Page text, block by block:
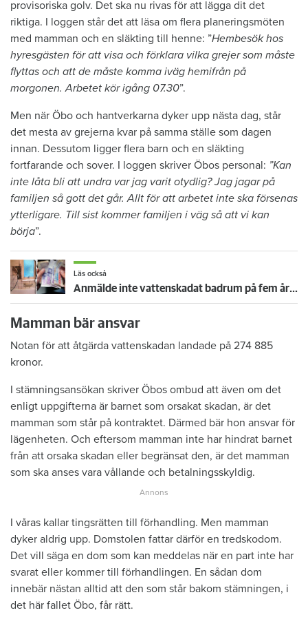
provisoriska golv. Det ska nu rivas för att lägga dit det
riktiga. I loggen står det att läsa om flera planeringsmöten
med mamman och en släkting till henne: ”Hembesök hos
hyresgästen för att visa och förklara vilka grejer som måste
flyttas och att de måste komma iväg hemifrån på
morgonen. Arbetet kör igång 07.30”.
Men när Öbo och hantverkarna dyker upp nästa dag, står
det mesta av grejerna kvar på samma ställe som dagen
innan. Dessutom ligger flera barn och en släkting
fortfarande och sover. I loggen skriver Öbos personal: ”Kan
inte låta bli att undra var jag varit otydlig? Jag jagar på
familjen så gott det går. Allt för att arbetet inte ska försenas
ytterligare. Till sist kommer familjen i väg så att vi kan
börja”.
Läs också
Anmälde inte vattenskadat badrum på fem år – krävs på 125 000 kronor
Mamman bär ansvar
Notan för att åtgärda vattenskadan landade på 274 885
kronor.
I stämningsansökan skriver Öbos ombud att även om det
enligt uppgifterna är barnet som orsakat skadan, är det
mamman som står på kontraktet. Därmed bär hon ansvar för
lägenheten. Och eftersom mamman inte har hindrat barnet
från att orsaka skadan eller begränsat den, är det mamman
som ska anses vara vållande och betalningsskyldig.
I våras kallar tingsrätten till förhandling. Men mamman
dyker aldrig upp. Domstolen fattar därför en tredskodom.
Det vill säga en dom som kan meddelas när en part inte har
svarat eller kommer till förhandlingen. En sådan dom
innebär nästan alltid att den som står bakom stämningen, i
det här fallet Öbo, får rätt.